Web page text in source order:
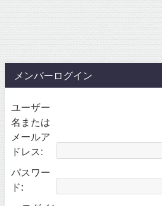
メンバーログイン
ユーザー
名または
メールア
ドレス:
パスワー
ド: